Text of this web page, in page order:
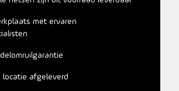
met ervaren
locatie afgeleverd